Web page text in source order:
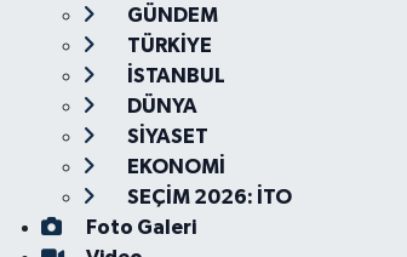
GÜNDEM
TÜRKİYE
İSTANBUL
DÜNYA
SİYASET
EKONOMİ
SEÇİM 2026: İTO
Foto Galeri